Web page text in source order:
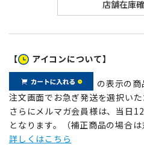
【 アイコンについて】
の表示の商
注文画面でお急ぎ発送を選択いた
さらにメルマガ会員様は、当日
となります。（補正商品の場合は
詳しくはこちら